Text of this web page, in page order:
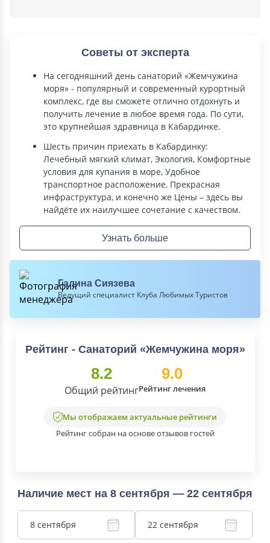
Галина Сиязева
Ведущий специалист Клуба Любимых Туристов
Советы от эксперта
На сегодняшний день санаторий «Жемчужина
моря» - популярный и современный курортный
комплекс, где вы сможете отлично отдохнуть и
получить лечение в любое время года. По сути,
это крупнейшая здравница в Кабардинке.
Шесть причин приехать в Кабардинку:
Лечебный мягкий климат, Экология, Комфортные
условия для купания в море, Удобное
транспортное расположение, Прекрасная
инфраструктура, и конечно же Цены – здесь вы
найдёте их наилучшее сочетание с качеством.
Узнать больше
Рейтинг - Санаторий «Жемчужина моря»
8.2
Общий рейтинг
9.0
Рейтинг лечения
Мы отображаем актуальные рейтинги
Рейтинг собран на основе отзывов гостей
Наличие мест на 8 сентября — 22 сентября
8 сентября 22 сентября